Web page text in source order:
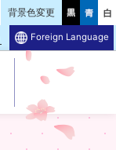
背景色変更
Foreign Language